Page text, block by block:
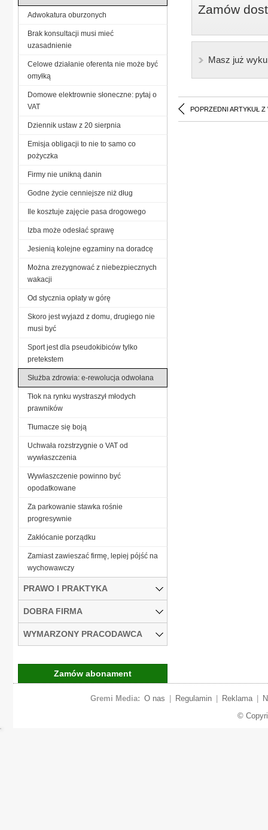
Zamów
Masz już
POPRZEDNI ARTYKUŁ Z
Adwokatura oburzonych
Brak konsultacji musi mieć
uzasadnienie
Celowe działanie oferenta nie może być
omyłką
Domowe elektrownie słoneczne: pytaj o
VAT
Dziennik ustaw z 20 sierpnia
Emisja obligacji to nie to samo co
pożyczka
Firmy nie unikną danin
Godne życie cenniejsze niż dług
Ile kosztuje zajęcie pasa drogowego
Izba może odesłać sprawę
Jesienią kolejne egzaminy na doradcę
Można zrezygnować z niebezpiecznych
wakacji
Od stycznia opłaty w górę
Skoro jest wyjazd z domu, drugiego nie
musi być
Sport jest dla pseudokibiców tylko
pretekstem
Służba zdrowia: e-rewolucja odwołana
Tłok na rynku wystraszył młodych
prawników
Tłumacze się boją
Uchwała rozstrzygnie o VAT od
wywłaszczenia
Wywłaszczenie powinno być
opodatkowane
Za parkowanie stawka rośnie
progresywnie
Zakłócanie porządku
Zamiast zawieszać firmę, lepiej pójść na
wychowawczy
PRAWO I PRAKTYKA
DOBRA FIRMA
WYMARZONY PRACODAWCA
Zamów abonament
Gremi Media: O nas Regulamin Reklama
©